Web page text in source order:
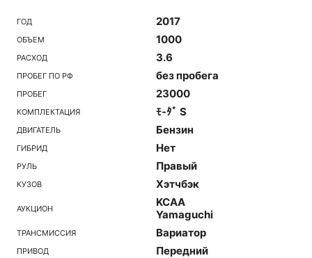
ГОД 2017
ОБЪЕМ 1000
РАСХОД 3.6
ПРОБЕГ ПО РФ без пробега
ПРОБЕГ 23000
КОМПЛЕКТАЦИЯ ﾓ-ﾀﾞ S
ДВИГАТЕЛЬ Бензин
ГИБРИД Нет
РУЛЬ Правый
КУЗОВ Хэтчбэк
АУКЦИОН
KCAA
Yamaguchi
ТРАНСМИССИЯ Вариатор
ПРИВОД Передний